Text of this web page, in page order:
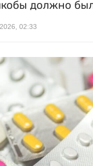
должно
02:33